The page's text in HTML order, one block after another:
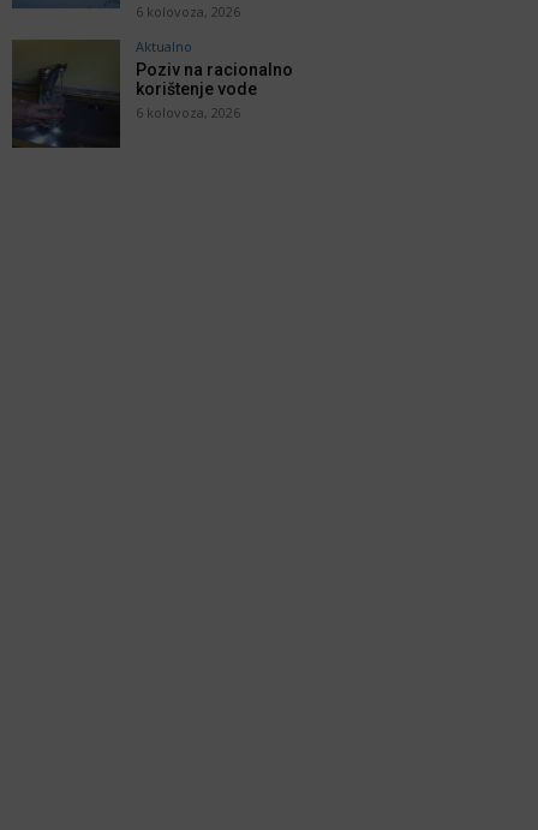
6 kolovoza, 2026
Aktualno
Poziv na racionalno
korištenje vode
6 kolovoza, 2026